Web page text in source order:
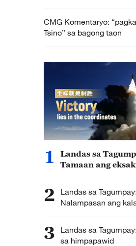
CMG Komentaryo:
Tsino” sa bagong taon
1
Landas sa
Tamaan ang
2
Landas sa
Nalampasan ang
3
Landas sa
sa himpapawid